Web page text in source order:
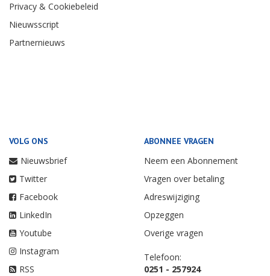
Privacy & Cookiebeleid
Nieuwsscript
Partnernieuws
VOLG ONS
Nieuwsbrief
Twitter
Facebook
LinkedIn
Youtube
Instagram
RSS
ABONNEE VRAGEN
Neem een Abonnement
Vragen over betaling
Adreswijziging
Opzeggen
Overige vragen
Telefoon:
0251 - 257924